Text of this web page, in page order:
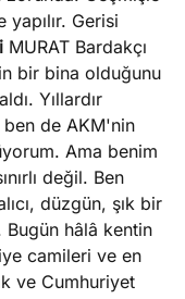
Gerisi
MURAT Bardakçı
bir bina olduğunu
Yıllardır
ben de AKM'nin
Ama benim
değil. Ben
düzgün, şık bir
Bugün hâlâ kentin
camileri ve en
ve Cumhuriyet